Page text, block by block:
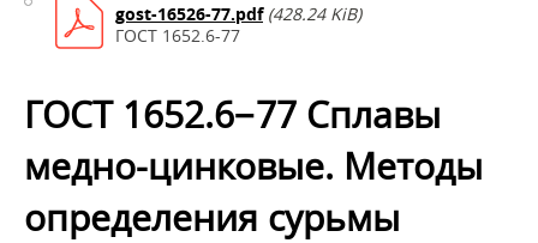
gost-16526-77.pdf (428.24 KiB)
ГОСТ 1652.6-77
ГОСТ 1652.6−77 Сплавы
медно-цинковые. Методы
определения сурьмы